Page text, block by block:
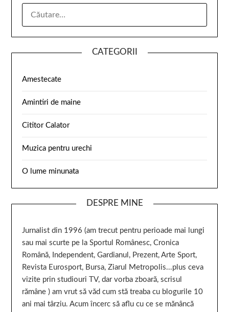
CATEGORII
Amestecate
Amintiri de maine
Cititor Calator
Muzica pentru urechi
O lume minunata
DESPRE MINE
Jurnalist din 1996 (am trecut pentru perioade mai lungi
sau mai scurte pe la Sportul Românesc, Cronica
Română, Independent, Gardianul, Prezent, Arte Sport,
Revista Eurosport, Bursa, Ziarul Metropolis...plus ceva
vizite prin studiouri TV, dar vorba zboară, scrisul
rămâne ) am vrut să văd cum stă treaba cu blogurile 10
ani mai târziu. Acum încerc să aflu cu ce se mănâncă